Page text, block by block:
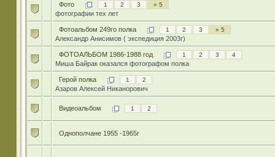
Фото 1 2 3 » 5
фотографии тех лет
Фотоальбом 249го полка 1 2 3 » 5
Александр Анисимов ( экспедиция 2003г)
ФОТОАЛЬБОМ 1986-1988 год 1 2 3 4
Миша Байрак оказался фотографом полка
Герой полка 1 2
Азаров Алексей Никанорович
Видеоальбом 1 2
Однополчане 1955 -1965г